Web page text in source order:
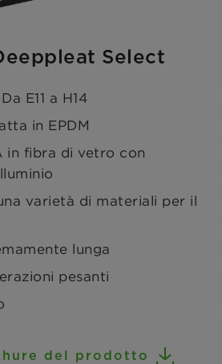
Select
E11 a H14
in EPDM
in fibra di vetro con
varietà di materiali per il
lunga
pesanti
del prodotto